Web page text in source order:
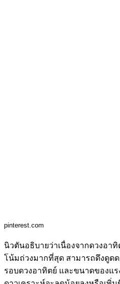
pinterest.com
นิวตันอธิบายว่าเนื่องจากดวงอา
โน้มถ่วงมากที่สุด สามารถดึงดูดด
รอบดวงอาทิตย์ และขนาดของแ